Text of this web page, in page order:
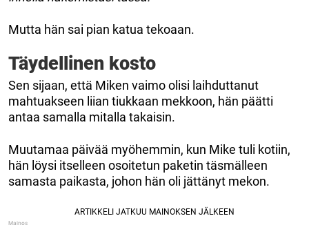
Mutta hän sai pian katua tekoaan.
Täydellinen kosto
Sen sijaan, että Miken vaimo olisi laihduttanut
mahtuakseen liian tiukkaan mekkoon, hän päätti
antaa samalla mitalla takaisin.
Muutamaa päivää myöhemmin, kun Mike tuli kotiin,
hän löysi itselleen osoitetun paketin täsmälleen
samasta paikasta, johon hän oli jättänyt mekon.